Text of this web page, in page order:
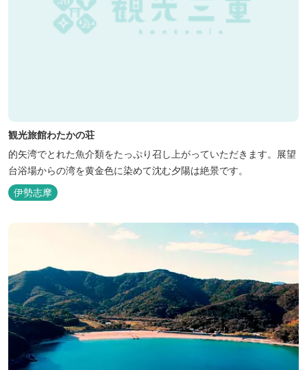
観光旅館わたかの荘
的矢湾でとれた魚介類をたっぷり召し上がっていただきます。展望
台浴場からの湾を黄金色に染めて沈む夕陽は絶景です。
伊勢志摩